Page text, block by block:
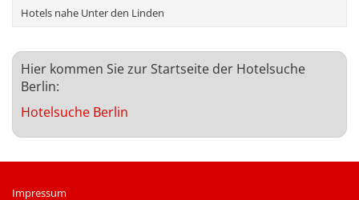
Hotels nahe Unter den Linden
Hier kommen Sie zur Startseite der Hotelsuche
Berlin:
Hotelsuche Berlin
Impressum